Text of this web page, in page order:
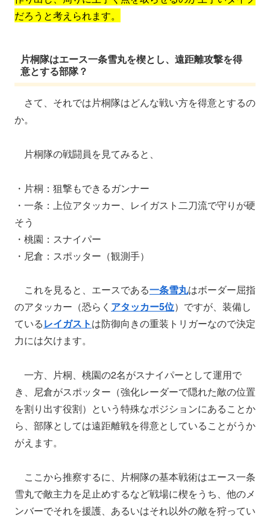
だろうと考えられます。
片桐隊はエース一条雪丸を楔とし、遠距離攻撃を得
意とする部隊？
さて、それでは片桐隊はどんな戦い方を得意とするの
か。
片桐隊の戦闘員を見てみると、
・片桐：狙撃もできるガンナー
・一条：上位アタッカー、レイガスト二刀流で守りが硬
そう
・桃園：スナイパー
・尼倉：スポッター（観測手）
これを見ると、エースである一条雪丸はボーダー屈指
のアタッカー（恐らく アタッカー5位）ですが、装備し
ているレイガストは防御向きの重装トリガーなので決定
力には欠けます。
一方、片桐、桃園の2名がスナイパーとして運用で
き、尼倉がスポッター（強化レーダーで隠れた敵の位置
を割り出す役割）という特殊なポジションにあることか
ら、部隊としては遠距離戦を得意としていることがうか
がえます。
ここから推察するに、片桐隊の基本戦術はエース一条
雪丸で敵主力を足止めするなど戦場に楔をうち、他のメ
ンバーでそれを援護、あるいはそれ以外の敵を狩ってい